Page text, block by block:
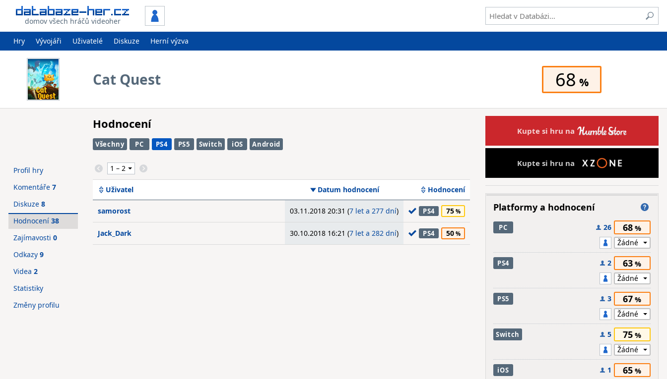
domov všech hráčů videoher
Hry Vývojáři Uživatelé Diskuze Herní výzva
Cat Quest 68
Hodnocení
Všechny PC PS4 PS5 Switch iOS Android
Uživatel Datum hodnocení Hodnocení
samorost 03.11.2018 20:31 (7 let a 277 dní) PS4 75
Jack_Dark 30.10.2018 16:21 (7 let a 282 dní) PS4 50
Profil hry
Komentáře 7
Diskuze 8
Hodnocení 38
Zajímavosti 0
Odkazy 9
Videa 2
Statistiky
Změny profilu
Kupte si hru na
Kupte si hru na
Platformy a hodnocení
PC 26 68
PS4 2 63
PS5 3 67
Switch 5 75
iOS 1 65